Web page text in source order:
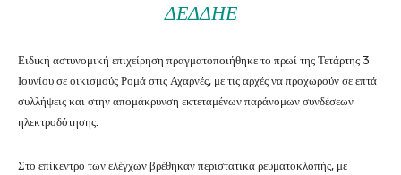
ΔΕΔΔΗΕ
Ειδική αστυνομική επιχείρηση πραγματοποιήθηκε το πρωί της Τετάρτης 3
Ιουνίου σε οικισμούς Ρομά στις Αχαρνές, με τις αρχές να προχωρούν σε επτά
συλλήψεις και στην απομάκρυνση εκτεταμένων παράνομων συνδέσεων
ηλεκτροδότησης.
Στο επίκεντρο των ελέγχων βρέθηκαν περιστατικά ρευματοκλοπής, με